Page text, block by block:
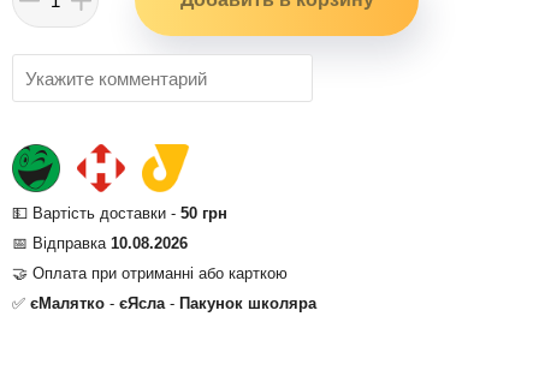
💵 Вартість доставки - 50 грн
📅 Відправка 10.08.2026
🤝 Оплата при отриманні або карткою
✅ єМалятко - єЯсла- Пакунок школяра